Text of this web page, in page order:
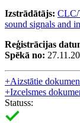
Izstrādātājs: CLC/
sound signals and
Reģistrācijas
Spēkā no:
+Aizstātie
+Izcelsmes
Statuss: